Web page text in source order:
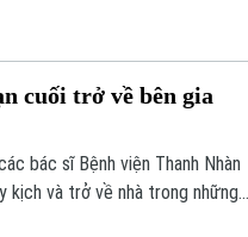
cuối trở về bên gia
bác sĩ Bệnh viện Thanh Nhàn
kịch và trở về nhà trong những